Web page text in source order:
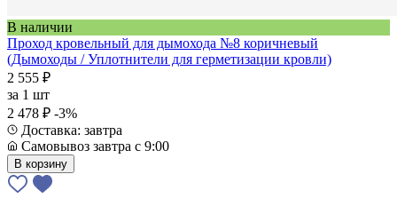
В наличии
Проход кровельный для дымохода №8 коричневый
(Дымоходы / Уплотнители для герметизации кровли)
2 555 ₽
за 1 шт
2 478 ₽ -3%
Доставка: завтра
Самовывоз завтра с 9:00
В корзину